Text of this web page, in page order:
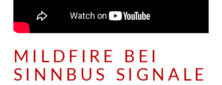
MILDFIRE BEI
SINNBUS SIGNALE